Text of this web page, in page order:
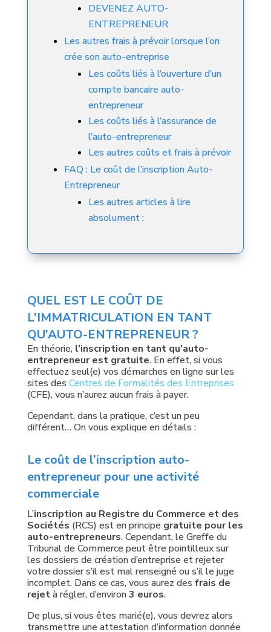
DEVENEZ AUTO-
ENTREPRENEUR
Les autres frais à prévoir lorsque l’on
crée son auto-entreprise
Les coûts liés à l’ouverture d’un
compte bancaire auto-
entrepreneur
Les coûts liés à l’assurance de
l’auto-entrepreneur
Les autres coûts et frais à prévoir
FAQ : Le coût de l’inscription Auto-
Entrepreneur
Les autres articles à lire
absolument :
QUEL EST LE COÛT DE
L’IMMATRICULATION EN TANT
QU’AUTO-ENTREPRENEUR ?
En théorie, l’inscription en tant qu’auto-
entrepreneur est gratuite. En effet, si vous
effectuez seul(e) vos démarches en ligne sur les
sites des Centres de Formalités des Entreprises
(CFE), vous n’aurez aucun frais à payer.
Cependant, dans la pratique, c’est un peu
différent… On vous explique en détails :
Le coût de l’inscription auto-
entrepreneur pour une activité
commerciale
L’inscription au Registre du Commerce et des
Sociétés (RCS) est en principe gratuite pour les
auto-entrepreneurs. Cependant, le Greffe du
Tribunal de Commerce peut être pointilleux sur
les dossiers de création d’entreprise et rejeter
votre dossier s’il est mal renseigné ou s’il le juge
incomplet. Dans ce cas, vous aurez des frais de
rejetà régler, d’environ3 euros.
De plus, si vous êtes marié(e), vous devrez alors
transmettre une attestation d’information donnée